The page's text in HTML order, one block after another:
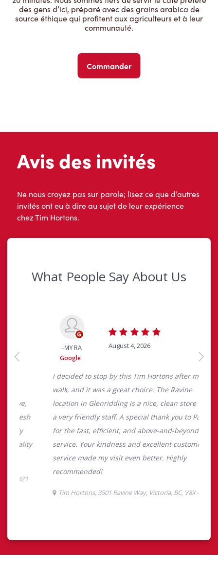
des gens d’ici, préparé avec des grains arabica de
source éthique qui profitent aux agriculteurs et à leur
communauté.
Commander
Avis des invités
Ne nous croyez pas sur parole; lisez ce que d’autres
invités ont eu à dire au sujet de leur expérience
chez Tim Hortons.